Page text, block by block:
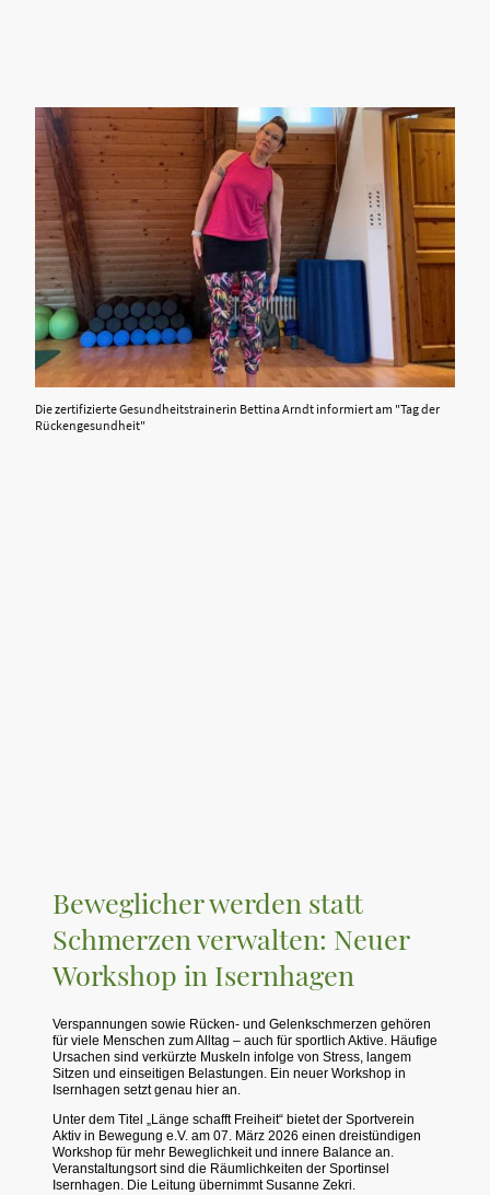
Die zertifizierte Gesundheitstrainerin Bettina Arndt informiert am "Tag der
Rückengesundheit"
Beweglicher werden statt
Schmerzen verwalten: Neuer
Workshop in Isernhagen
Verspannungen sowie Rücken- und Gelenkschmerzen gehören
für viele Menschen zum Alltag – auch für sportlich Aktive. Häufige
Ursachen sind verkürzte Muskeln infolge von Stress, langem
Sitzen und einseitigen Belastungen. Ein neuer Workshop in
Isernhagen setzt genau hier an.
Unter dem Titel „Länge schafft Freiheit“ bietet der Sportverein
Aktiv in Bewegung e.V. am 07. März 2026 einen dreistündigen
Workshop für mehr Beweglichkeit und innere Balance an.
Veranstaltungsort sind die Räumlichkeiten der Sportinsel
Isernhagen. Die Leitung übernimmt Susanne Zekri.